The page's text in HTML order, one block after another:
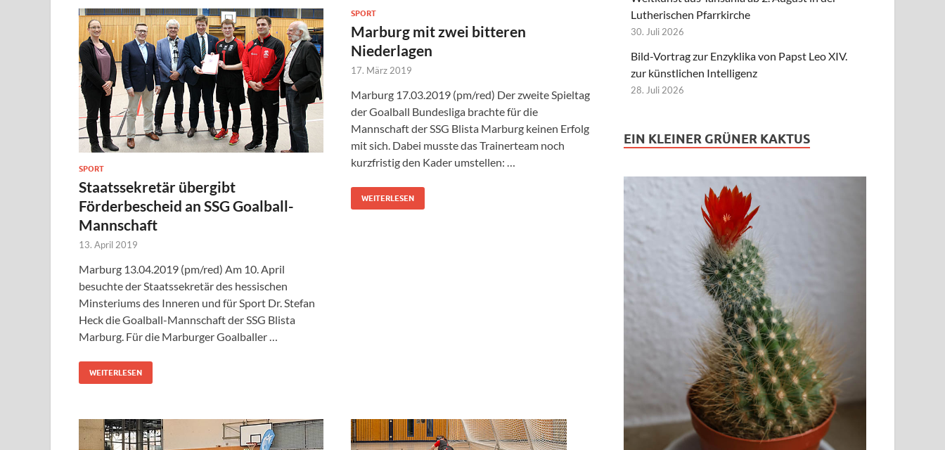
SPORT
Staatssekretär übergibt
Förderbescheid an SSG Goalball-
Mannschaft
13. April 2019
Marburg 13.04.2019 (pm/red) Am 10. April
besuchte der Staatssekretär des hessischen
Minsteriums des Inneren und für Sport Dr. Stefan
Heck die Goalball-Mannschaft der SSG Blista
Marburg. Für die Marburger Goalballer …
WEITERLESEN
SPORT
Marburg mit zwei bitteren
Niederlagen
17. März 2019
Marburg 17.03.2019 (pm/red) Der zweite Spieltag
der Goalball Bundesliga brachte für die
Mannschaft der SSG Blista Marburg keinen Erfolg
mit sich. Dabei musste das Trainerteam noch
kurzfristig den Kader umstellen: …
WEITERLESEN
Lutherischen Pfarrkirche
30. Juli 2026
Bild-Vortrag zur Enzyklika von Papst Leo XIV.
zur künstlichen Intelligenz
28. Juli 2026
EIN KLEINER GRÜNER KAKTUS